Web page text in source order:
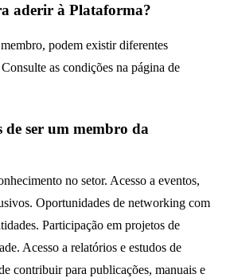
aderir à Plataforma?
podem existir diferentes
as condições na página de
de ser um membro da
no setor. Acesso a eventos,
Oportunidades de networking com
Participação em projetos de
Acesso a relatórios e estudos de
contribuir para publicações, manuais e